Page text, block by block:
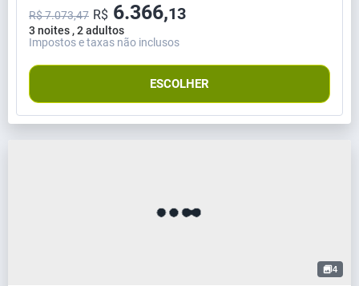
3 noites , 2 adultos
R$ 7.073,47 R$ 6.366,13
Impostos e taxas não inclusos
ESCOLHER
4